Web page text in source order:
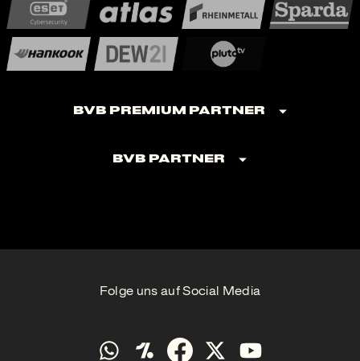
BVB Premium Partner
BVB Partner
Folge uns auf Social Media